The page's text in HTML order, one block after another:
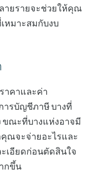
ายรายจะช่วยให้คุณ
หมาะสมกับงบ
าคาและค่า
ารบัญชีภาษี บางที่
ขณะที่บางแห่งอาจมี
ณจะจ่ายอะไรและ
เอียดก่อนตัดสินใจ
กขึ้น